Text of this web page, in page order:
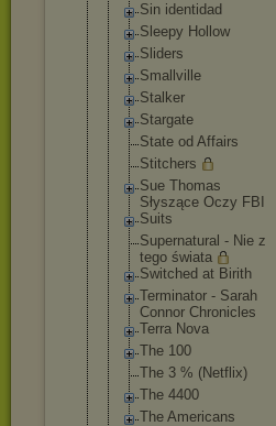
Sin identidad
Sleepy Hollow
Sliders
Smallville
Stalker
Stargate
State od Affairs
Stitchers
Sue Thomas
Słyszące Oczy FBI
Suits
Supernatura l - Nie z
tego świata
Switched at Birith
Terminator - Sarah
Connor Chronicles
Terra Nova
The 100
The 3 % (Netflix)
The 4400
The Americans